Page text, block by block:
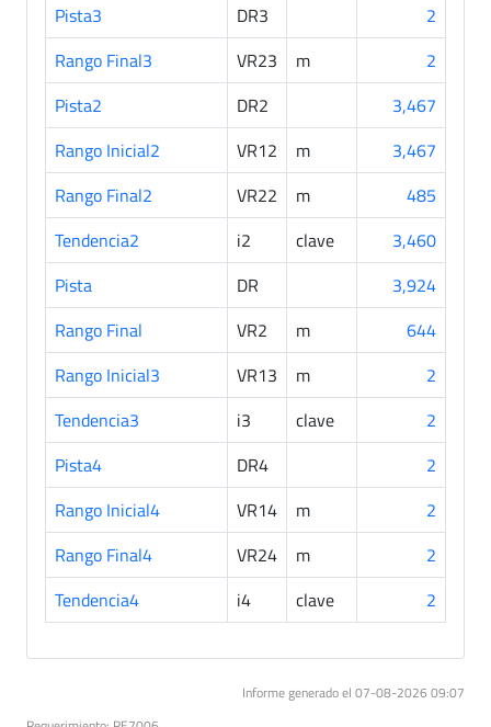
Pista3
DR3
2
Rango Final3
VR23 m
2
Pista2
DR2
3,467
Rango Inicial2
VR12 m
3,467
Rango Final2
VR22 m
485
Tendencia2
i2 clave
3,460
Pista
DR
3,924
Rango Final
VR2 m
644
Rango Inicial3
VR13 m
2
Tendencia3
i3 clave
2
Pista4
DR4
2
Rango Inicial4
VR14 m
2
Rango Final4
VR24 m
2
Tendencia4
i4 clave 2
Informe generado el 07-08-2026 09:07